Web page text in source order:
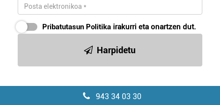
Pribatutasun Politika irakurri eta onartzen dut.
Harpidetu
943 34 03 30